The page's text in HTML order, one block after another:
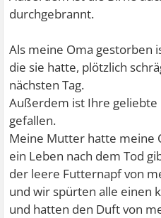
durchgebrannt.
Als meine Oma gestorben
die sie hatte, plötzlich
nächsten Tag.
Außerdem ist Ihre geliebte
gefallen.
Meine Mutter hatte meine
ein Leben nach dem Tod
der leere Futternapf von
und wir spürten alle einen
und hatten den Duft von